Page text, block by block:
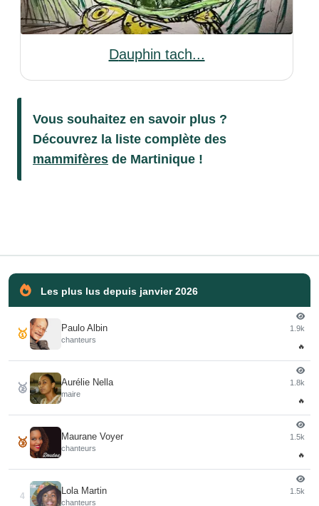
Dauphin tach...
Vous souhaitez en savoir plus ?
Découvrez la liste complète des
mammifères de Martinique !
Les plus lus depuis janvier 2026
🥇 Paulo Albin
chanteurs
1.9k
🔥
🥈 Aurélie Nella
maire
1.8k
🔥
🥉 Maurane Voyer
chanteurs
1.5k
🔥
4
Lola Martin
chanteurs
1.5k